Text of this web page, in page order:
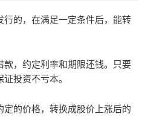
行的，在满足一定条件后，能转
款，约定利率和期限还钱。只要
投资不亏本。
定的价格，转换成股价上涨后的